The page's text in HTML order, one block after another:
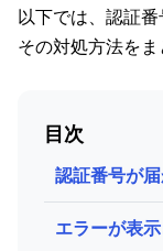
以下では、認証
その対処方法をま
目次
認証番号が
エラーが表